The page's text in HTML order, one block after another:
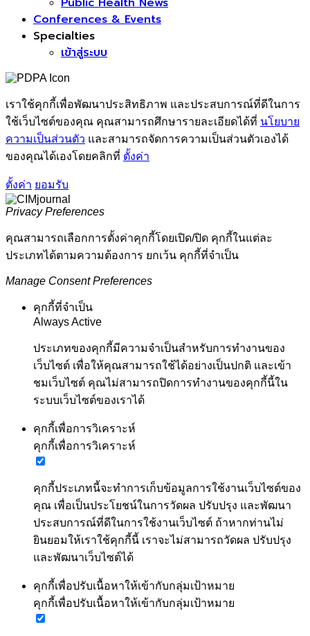
Conferences & Events
Specialties
เข้าสู่ระบบ
เราใช้คุกกี้เพื่อพัฒนาประสิทธิภาพ และประสบการณ์ที่ดีในการ
ใช้เว็บไซต์ของคุณ คุณสามารถศึกษารายละเอียดได้ที่ นโยบาย
ความเป็นส่วนตัว และสามารถจัดการความเป็นส่วนตัวเองได้
ของคุณได้เองโดยคลิกที่ ตั้งค่า
ตั้งค่า ยอมรับ
Privacy Preferences
คุณสามารถเลือกการตั้งค่าคุกกี้โดยเปิด/ปิด คุกกี้ในแต่ละ
ประเภทได้ตามความต้องการ ยกเว้น คุกกี้ที่จำเป็น
Manage Consent Preferences
คุกกี้ที่จำเป็น
Always Active
ประเภทของคุกกี้มีความจำเป็นสำหรับการทำงานของ
เว็บไซต์ เพื่อให้คุณสามารถใช้ได้อย่างเป็นปกติ และเข้า
ชมเว็บไซต์ คุณไม่สามารถปิดการทำงานของคุกกี้นี้ใน
ระบบเว็บไซต์ของเราได้
คุกกี้เพื่อการวิเคราะห์
คุกกี้เพื่อการวิเคราะห์
คุกกี้ประเภทนี้จะทำการเก็บข้อมูลการใช้งานเว็บไซต์ของ
คุณ เพื่อเป็นประโยชน์ในการวัดผล ปรับปรุง และพัฒนา
ประสบการณ์ที่ดีในการใช้งานเว็บไซต์ ถ้าหากท่านไม่
ยินยอมให้เราใช้คุกกี้นี้ เราจะไม่สามารถวัดผล ปรับปรุง
และพัฒนาเว็บไซต์ได้
คุกกี้เพื่อปรับเนื้อหาให้เข้ากับกลุ่มเป้าหมาย
คุกกี้เพื่อปรับเนื้อหาให้เข้ากับกลุ่มเป้าหมาย